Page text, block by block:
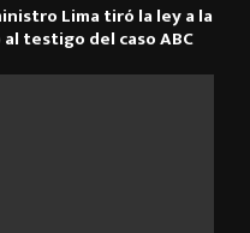
Lima tiró la ley a la
testigo del caso ABC